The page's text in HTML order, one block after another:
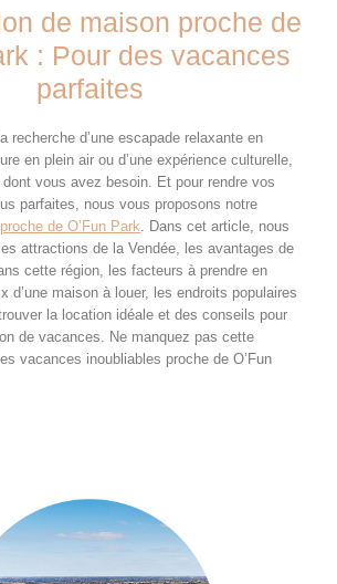
de maison proche de
: Pour des vacances
parfaites
recherche d’une escapade relaxante en
en plein air ou d’une expérience culturelle,
vous avez besoin. Et pour rendre vos
parfaites, nous vous proposons notre
proche de O’Fun Park . Dans cet article, nous
attractions de la Vendée, les avantages de
cette région, les facteurs à prendre en
d’une maison à louer, les endroits populaires
la location idéale et des conseils pour
de vacances. Ne manquez pas cette
vacances inoubliables proche de O’Fun